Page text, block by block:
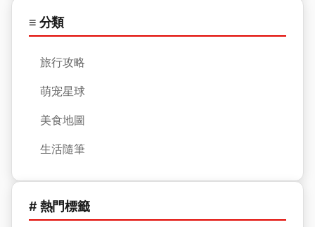
≡ 分類
旅行攻略
萌宠星球
美食地圖
生活隨筆
# 熱門標籤